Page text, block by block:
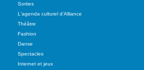
Sorties
L'agenda culturel d'Alliance
Théâtre
Fashion
Danse
Spectacles
Internet et jeux